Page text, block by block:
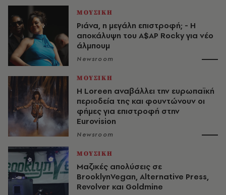
ΜΟΥΣΙΚΗ
Ριάνα, η μεγάλη επιστροφή; - Η
αποκάλυψη του A$AP Rocky για νέο
άλμπουμ
Newsroom
ΜΟΥΣΙΚΗ
Η Loreen αναβάλλει την ευρωπαϊκή
περιοδεία της και φουντώνουν οι
φήμες για επιστροφή στην
Eurovision
Newsroom
ΜΟΥΣΙΚΗ
Μαζικές απολύσεις σε
BrooklynVegan, Alternative Press,
Revolver και Goldmine